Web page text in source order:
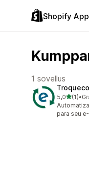
Shopify
1 sovellus
5,0/ 5(1)
1 •
para seu